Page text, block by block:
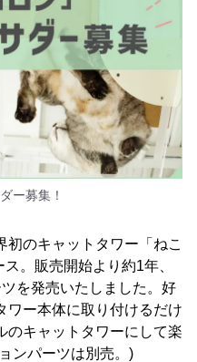
ー募集！
初のキャットタワー「ねこ
。販売開始より約1年、
を発売いたしました。好
ワー本体に取り付けるだけ
のキャットタワーにして楽
ンパーツは別売。)